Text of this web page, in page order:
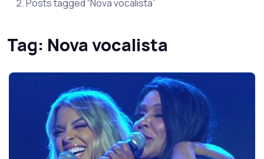
Posts tagged “Nova vocalista”
Tag: Nova vocalista